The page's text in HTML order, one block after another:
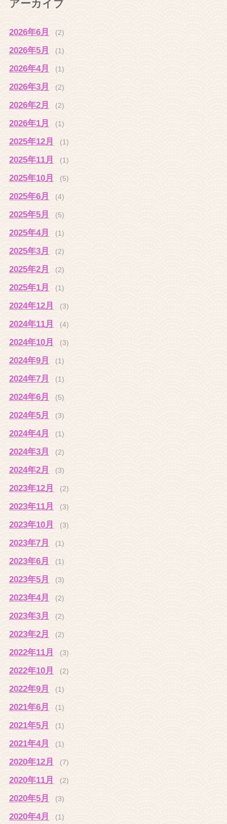
アーカイブ
2026年6月 (2)
2026年5月 (1)
2026年4月 (1)
2026年3月 (2)
2026年2月 (2)
2026年1月 (1)
2025年12月 (1)
2025年11月 (1)
2025年10月 (5)
2025年6月 (4)
2025年5月 (5)
2025年4月 (1)
2025年3月 (2)
2025年2月 (2)
2025年1月 (1)
2024年12月 (3)
2024年11月 (4)
2024年10月 (3)
2024年9月 (1)
2024年7月 (1)
2024年6月 (5)
2024年5月 (3)
2024年4月 (1)
2024年3月 (2)
2024年2月 (3)
2023年12月 (2)
2023年11月 (3)
2023年10月 (3)
2023年7月 (1)
2023年6月 (1)
2023年5月 (3)
2023年4月 (2)
2023年3月 (2)
2023年2月 (2)
2022年11月 (3)
2022年10月 (2)
2022年9月 (1)
2021年6月 (1)
2021年5月 (1)
2021年4月 (1)
2020年12月 (7)
2020年11月 (2)
2020年5月 (3)
2020年4月 (1)